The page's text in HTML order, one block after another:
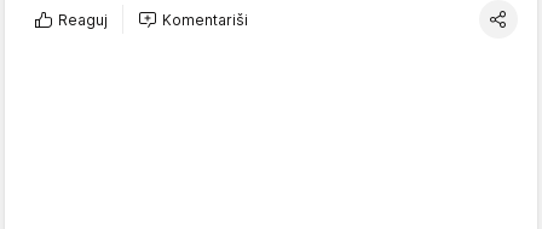
Reaguj Komentariši